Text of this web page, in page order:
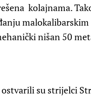
kolajnama.
nišan 50
su strijelci